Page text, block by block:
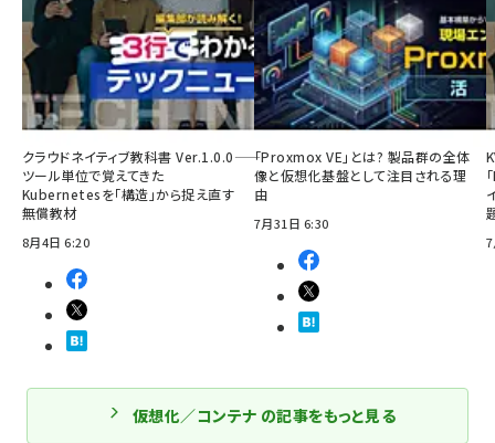
クラウドネイティブ教科書 Ver.1.0.0――
ツール単位で覚えてきた
Kubernetesを「構造」から捉え直す
無償教材
8月4日 6:20
「Proxmox VE」とは? 製品群の全体
像と仮想化基盤として注目される理
由
7月31日 6:30
仮想化／コンテナ の記事をもっと見る